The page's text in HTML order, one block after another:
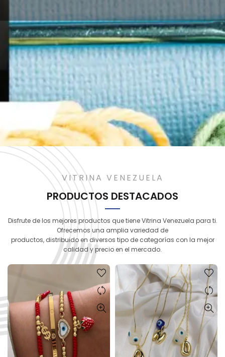
VITRINA VENEZUELA
PRODUCTOS DESTACADOS
Disfrute de los mejores productos que tiene Vitrina Venezuela para ti.
Ofrecemos una amplia variedad de
productos, distribuido en diversos tipo de categorías con la mejor
calidad y precio en el mercado.